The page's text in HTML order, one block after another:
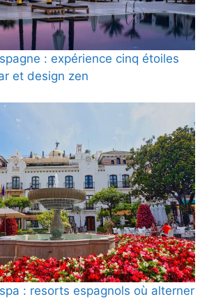
: expérience cinq étoiles
et design zen
: resorts espagnols où alterner